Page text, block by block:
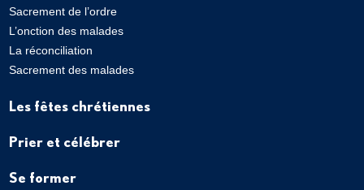
Sacrement de l’ordre
L’onction des malades
La réconciliation
Sacrement des malades
Les fêtes chrétiennes
Prier et célébrer
Se former